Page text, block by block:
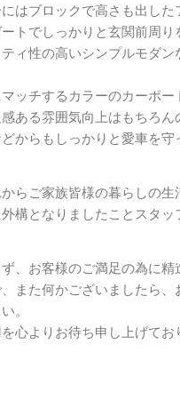
はブロックで高さも出した
トでしっかりと玄関前周り
ィ性の高いシンプルモダン
ッチするカラーのカーポー
ある雰囲気向上はもちろ
からもしっかりと愛車を守
らご家族皆様の暮らしの
構となりましたことスタッ
、お客様のご満足の為に精
また何かございましたら、
。
心よりお待ち申し上げてお